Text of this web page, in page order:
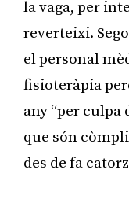
la vaga, per
reverteixi.
el personal
fisioteràpia
any “per
que són
des de fa